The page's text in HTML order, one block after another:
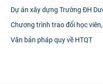
Dự án xây dựng Trường ĐH
Chương trình trao đổi học
Văn bản pháp quy về HTQT